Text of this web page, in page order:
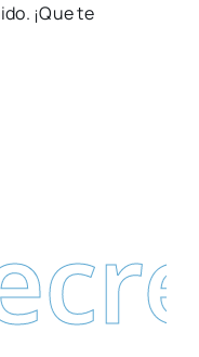
¡Que te